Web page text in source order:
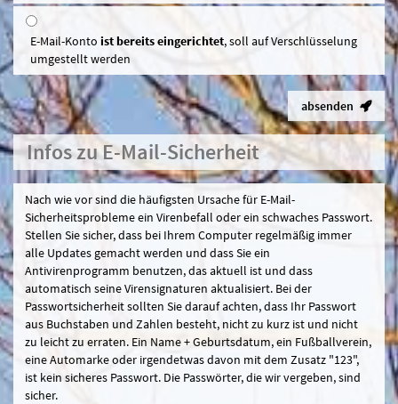
E-Mail-Konto ist bereits eingerichtet, soll auf Verschlüsselung
umgestellt werden
absenden
Infos zu E-Mail-Sicherheit
Nach wie vor sind die häufigsten Ursache für E-Mail-
Sicherheitsprobleme ein Virenbefall oder ein schwaches Passwort.
Stellen Sie sicher, dass bei Ihrem Computer regelmäßig immer
alle Updates gemacht werden und dass Sie ein
Antivirenprogramm benutzen, das aktuell ist und dass
automatisch seine Virensignaturen aktualisiert. Bei der
Passwortsicherheit sollten Sie darauf achten, dass Ihr Passwort
aus Buchstaben und Zahlen besteht, nicht zu kurz ist und nicht
zu leicht zu erraten. Ein Name + Geburtsdatum, ein Fußballverein,
eine Automarke oder irgendetwas davon mit dem Zusatz "123",
ist kein sicheres Passwort. Die Passwörter, die wir vergeben, sind
sicher.